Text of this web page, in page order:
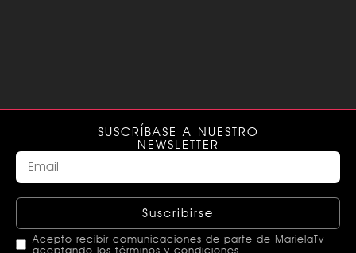
SUSCRÍBASE A NUESTRO
NEWSLETTER
Suscribirse
Acepto recibir comunicaciones de parte de MarielaTv
aceptando los términos y condiciones